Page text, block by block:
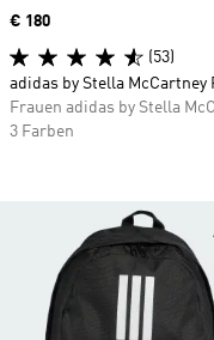
Price
€ 180
(53)
adidas by Stella McCartney
Frauen adidas by Stella
3 Farben